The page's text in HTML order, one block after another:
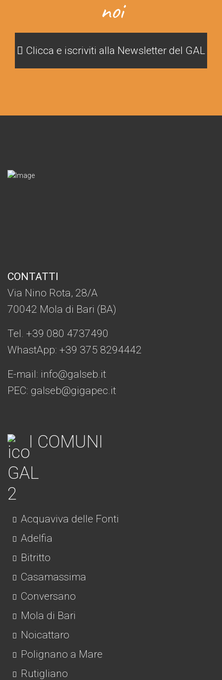
noi
Clicca e iscriviti alla Newsletter del GAL
CONTATTI
Via Nino Rota, 28/A
70042 Mola di Bari (BA)
Tel. +39 080 4737490
WhastApp: +39 375 8294442
E-mail: info@galseb.it
PEC: galseb@gigapec.it
I COMUNI
Acquaviva delle Fonti
Adelfia
Bitritto
Casamassima
Conversano
Mola di Bari
Noicattaro
Polignano a Mare
Rutigliano